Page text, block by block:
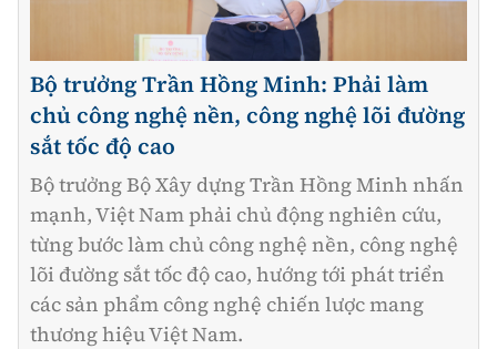
Bộ trưởng Trần Hồng Minh: Phải làm
chủ công nghệ nền, công nghệ lõi đường
sắt tốc độ cao
Bộ trưởng Bộ Xây dựng Trần Hồng Minh nhấn
mạnh, Việt Nam phải chủ động nghiên cứu,
từng bước làm chủ công nghệ nền, công nghệ
lõi đường sắt tốc độ cao, hướng tới phát triển
các sản phẩm công nghệ chiến lược mang
thương hiệu Việt Nam.